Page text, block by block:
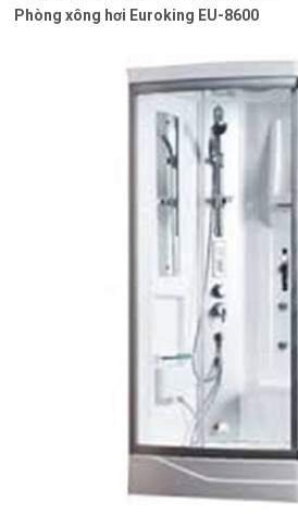
Phòng xông hơi Euroking EU-8600